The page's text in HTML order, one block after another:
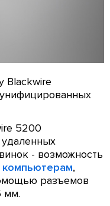
Blackwire
5200
- возможность
компьютерам,
разъемов
мм.